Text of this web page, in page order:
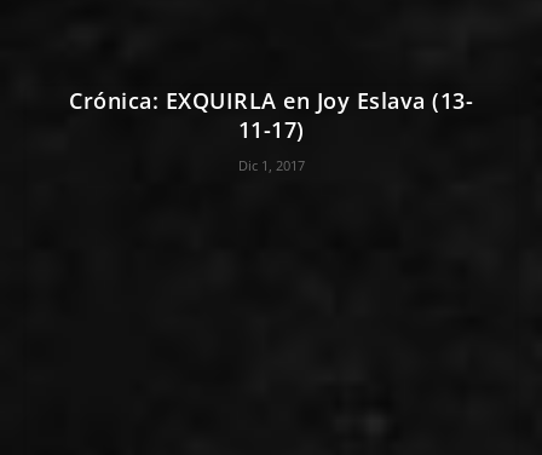
Crónica: EXQUIRLA en Joy Eslava (13-
11-17)
Dic 1, 2017